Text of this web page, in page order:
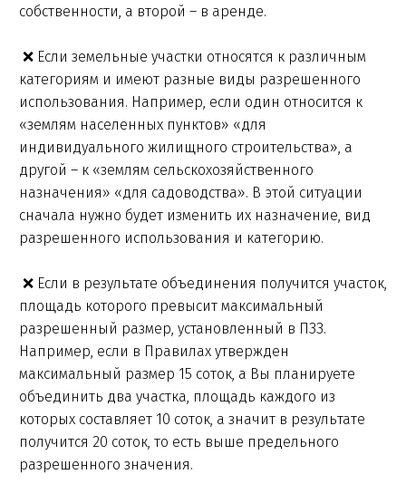
собственности, а второй – в аренде.
❌ Если земельные участки относятся к различным
категориям и имеют разные виды разрешенного
использования. Например, если один относится к
«землям населенных пунктов» «для
индивидуального жилищного строительства», а
другой – к «землям сельскохозяйственного
назначения» «для садоводства». В этой ситуации
сначала нужно будет изменить их назначение, вид
разрешенного использования и категорию.
❌ Если в результате объединения получится участок,
площадь которого превысит максимальный
разрешенный размер, установленный в ПЗЗ.
Например, если в Правилах утвержден
максимальный размер 15 соток, а Вы планируете
объединить два участка, площадь каждого из
которых составляет 10 соток, а значит в результате
получится 20 соток, то есть выше предельного
разрешенного значения.